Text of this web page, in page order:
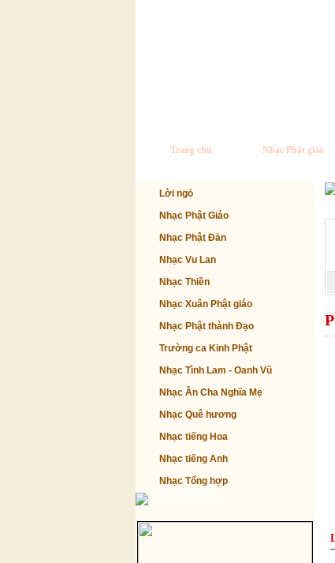
Trang chủ Nhạc Phật giáo
Lời ngỏ
Nhạc Phật Giáo
Nhạc Phật Đản
Nhạc Vu Lan
Nhạc Thiền
Nhạc Xuân Phật giáo
Nhạc Phật thành Đạo
Trường ca Kinh Phật
Nhạc Tình Lam - Oanh Vũ
Nhạc Ân Cha Nghĩa Mẹ
Nhạc Quê hương
Nhạc tiếng Hoa
Nhạc tiếng Anh
Nhạc Tổng hợp